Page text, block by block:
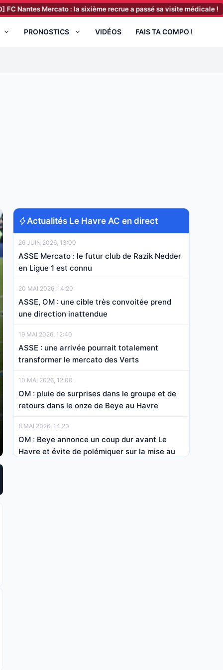
Mercato : la sixième recrue a passé sa visite médicale ! [06:00]
PRONOSTICS VIDÉOS FAIS TA COMPO !
Actualités Le Havre AC en direct
26 JUIN 2026, 13:00
ASSE Mercato : le futur club de Razik Nedder
en Ligue 1 est connu
20 MAI 2026, 14:20
ASSE, OM : une cible très convoitée prend
une direction inattendue
19 MAI 2026, 12:40
ASSE : une arrivée pourrait totalement
transformer le mercato des Verts
10 MAI 2026, 12:00
OM : pluie de surprises dans le groupe et de
retours dans le onze de Beye au Havre
8 MAI 2026, 14:20
OM : Beye annonce un coup dur avant Le
Havre et évite de polémiquer sur la mise au